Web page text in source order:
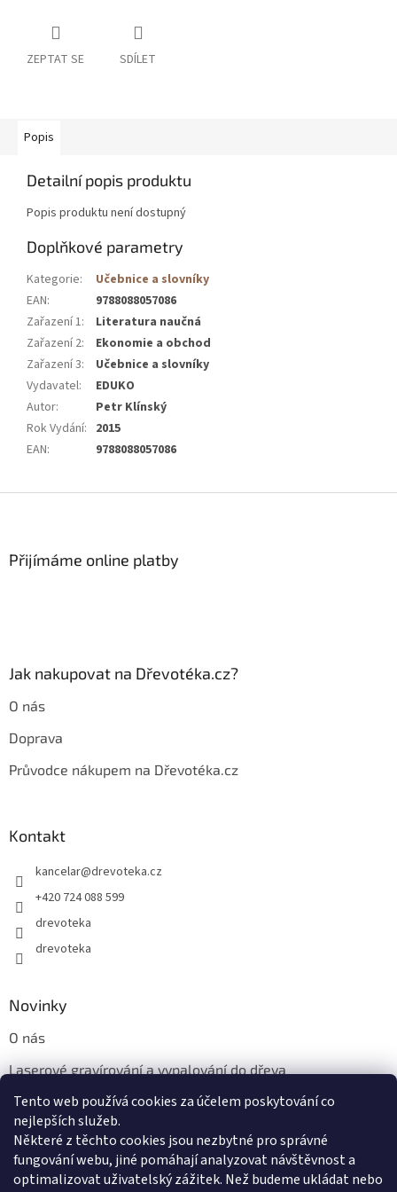
Tento web používá cookies za účelem poskytování co
nejlepších služeb.
Některé z těchto cookies jsou nezbytné pro správné
fungování webu, jiné pomáhají analyzovat návštěvnost a
optimalizovat uživatelský zážitek. Než budeme ukládat nebo
ZEPTAT SE SDÍLET
Popis
Detailní popis produktu
Popis produktu není dostupný
Doplňkové parametry
Kategorie:
Učebnice a slovníky
EAN:
9788088057086
Zařazení 1:
Literatura naučná
Zařazení 2:
Ekonomie a obchod
Zařazení 3:
Učebnice a slovníky
Vydavatel:
EDUKO
Autor:
Petr Klínský
Rok Vydání: 2015
EAN: 9788088057086
Přijímáme online platby
Jak nakupovat na Dřevotéka.cz?
O nás
Doprava
Průvodce nákupem na Dřevotéka.cz
Kontakt
kancelar@drevoteka.cz
+420 724 088 599
drevoteka
drevoteka
Novinky
O nás
Laserové gravírování a vypalování do dřeva
Proč jíst z přírodních dřevěných talířů: Ekologická a Stylová
Volba